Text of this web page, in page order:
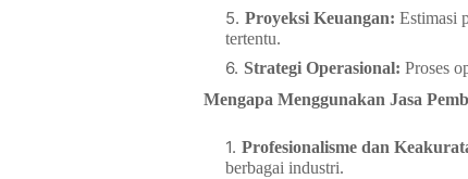
Proyeksi Keuangan: Estimasi
tertentu.
Strategi Operasional: Proses
Mengapa Menggunakan Jasa
Profesionalisme dan
berbagai industri.